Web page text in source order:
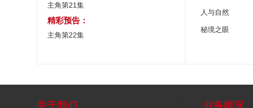
主角第21集
精彩预告：
主角第22集
人与自然
秘境之眼
关于我们 业务概况